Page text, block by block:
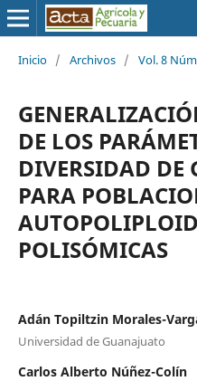
Inicio / Archivos / Vol. 8
DE LOS
DIVERSIDAD DE
PARA
POLISÓMICAS
Adán Topiltzin Morales-
Universidad de Guanajuato
Carlos Alberto Núñez-Colín